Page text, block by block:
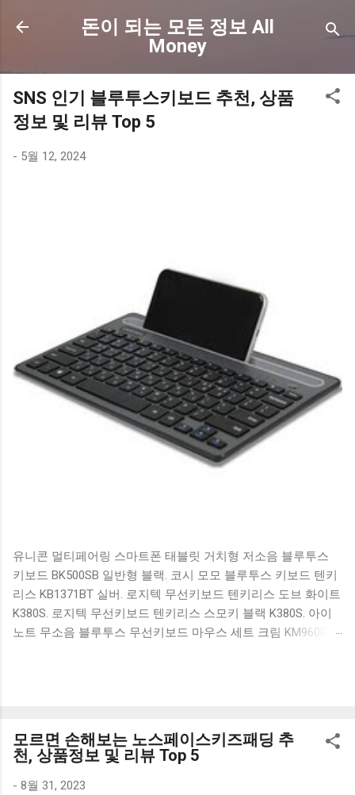
기본 콘텐츠로 건너뛰기
돈이 되는 모든 정보 All
Money
SNS 인기 블루투스키보드 추천, 상품
정보 및 리뷰 Top 5
- 5월 12, 2024
유니콘 멀티페어링 스마트폰 태블릿 거치형 저소음 블루투스
키보드 BK500SB 일반형 블랙. 코시 모모 블루투스 키보드 텐키
리스 KB1371BT 실버. 로지텍 무선키보드 텐키리스 도브 화이트
K380S. 로지텍 무선키보드 텐키리스 스모키 블랙 K380S. 아이
노트 무소음 블루투스 무선키보드 마우스 세트 크림 KM960RB
혜택을 놓치지 마세요. 다양한 할인 혜택과 빠른배송 혜택을 놓
치지 않도록 먼저 확인해보세요. 추가할인 확인하기 상품 하나
를 사더라도 종류도 많고, 가격도 다양해서 결정이 많이 어려우
모르면 손해보는 노스페이스키즈패딩 추
천, 상품정보 및 리뷰 Top 5
- 8월 31, 2023